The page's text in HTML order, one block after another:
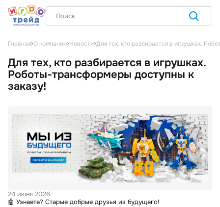
Главная О компании Новости Для тех, кто разбирается в игрушках.
Для тех, кто разбирается в игрушках.
Роботы-трансформеры доступны к
заказу!
24 июня 2026
🤖 Узнаете? Старые добрые друзья из будущего!